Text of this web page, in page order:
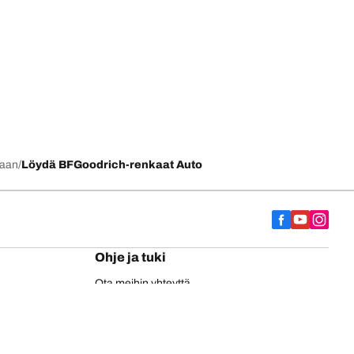
Löydä BFGoodrich-renkaat Auto
Ohje ja tuki
Ota meihin yhteyttä